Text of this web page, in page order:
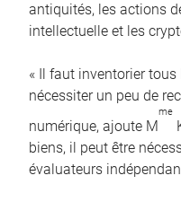
antiquités, les actions
intellectuelle et les
« Il faut inventorier
nécessiter un peu de
numérique, ajoute M
me
biens, il peut être
évaluateurs